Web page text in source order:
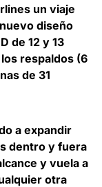
un viaje
diseño
de 12 y 13
respaldos (6
de 31
a expandir
dentro y fuera
y vuela a
otra